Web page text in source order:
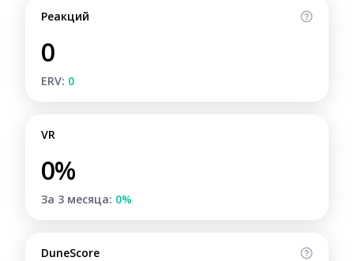
Реакций
0
ERV: 0
VR
0%
За 3 месяца: 0%
DuneScore